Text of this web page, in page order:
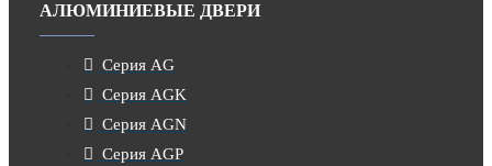
АЛЮМИНИЕВЫЕ ДВЕРИ
Серия AG
Серия AGK
Серия AGN
Серия AGP